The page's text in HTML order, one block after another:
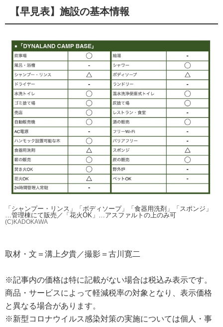
【早見表】施設の基本情報
「シャンプー・リンス」「ボディソープ」「食器用洗剤」「スポンジ」
…管理棟にて販売／「花火OK」…アスファルトの上のみ可
(C)KADOKAWA
取材・文＝溝上夕貴／撮影＝古川寛二
※記事内の価格は特に記載がない場合は税込み表示です。
商品・サービスによって軽減税率の対象となり、表示価格
と異なる場合があります。
※新型コロナウイルス感染対策の実施については個人・事